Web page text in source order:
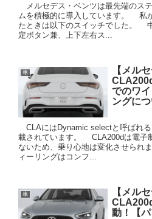
メルセデス・ベンツは最先端のス
ムを積極的に導入しています。 私
たときは以下のスイッチでした。
定ボタン兼、上下左右ス...
車
【メル
でのワ
ングに
CLAにはDynamic selectと呼ばれ
載されています。 CLA200dは電子
ないため、乗り心地は変化させられ
ィーリングはコンフ...
車
【メル
動！【パ